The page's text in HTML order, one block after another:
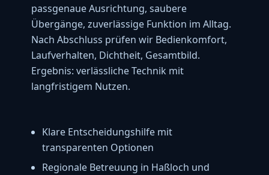
passgenaue Ausrichtung, saubere
Übergänge, zuverlässige Funktion im Alltag.
Nach Abschluss prüfen wir Bedienkomfort,
Laufverhalten, Dichtheit, Gesamtbild.
Ergebnis: verlässliche Technik mit
langfristigem Nutzen.
Klare Entscheidungshilfe mit
transparenten Optionen
Regionale Betreuung in Haßloch und